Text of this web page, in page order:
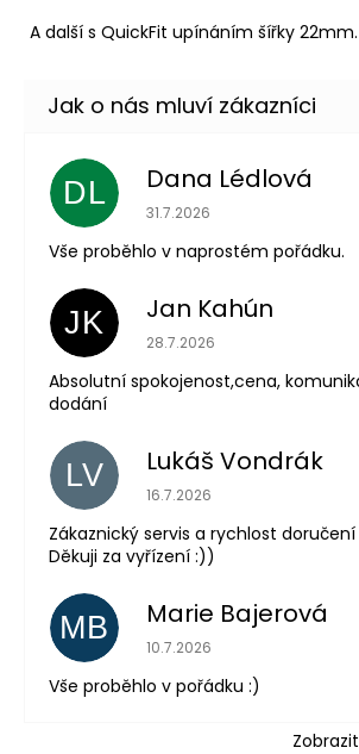
A další s QuickFit upínáním šířky 22mm.
DL Dana Lédlová
Hodnocení obchodu je 5 z
31.7.2026
Vše proběhlo v naprostém pořádku.
JK Jan Kahún
Hodnocení obchodu je 5 z
28.7.2026
Absolutní spokojenost,cena,
dodání
LV Lukáš Vondrák
Hodnocení obchodu je 5 z
16.7.2026
Zákaznický servis a rychlost
Děkuji za vyřízení :))
MB Marie Bajerová
Hodnocení obchodu je 5 z
10.7.2026
Vše proběhlo v pořádku :)